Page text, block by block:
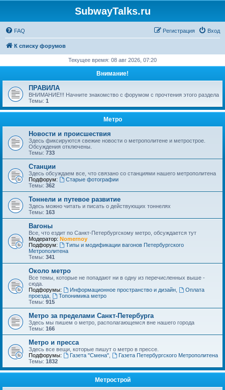
SubwayTalks.ru
FAQ Вход
Регистрация
К списку форумов
Текущее время: 08 авг 2026, 07:20
Внимание!
ПРАВИЛА
ВНИМАНИЕ!!! Начните знакомство с форумом с прочтения этого раздела
Темы: 1
Метро
Новости и происшествия
Здесь фиксируются свежие новости о метрополитене и метрострое.
Обсуждения отключены.
Темы: 733
Станции
Здесь обсуждаем все, что связано со станциями нашего метрополитена
Подфорум:
Старые фотографии
Темы: 362
Тоннели и путевое развитие
Здесь можно читать и писать о действующих тоннелях
Темы: 163
Вагоны
Все, что ездит по Санкт-Петербургскому метро, обсуждается тут
Модератор: Nomernoy
Подфорум:
Типы и модификации вагонов Петербургского
Метрополитена
Темы: 341
Около метро
Все темы, которые не попадают ни в одну из перечисленных выше -
сюда.
Подфорумы:
Информационное пространство и дизайн,
Оплата
проезда
Топонимика метро
Темы: 915
Метро за пределами Санкт-Петербурга
Здесь мы пишем о метро, располагающемся вне нашего города
Темы: 166
Метро и пресса
Здесь все вещи, которые пишут о метро в прессе.
Подфорумы:
Газета "Смена",
Газета Петербургского Метрополитена
Темы: 1832
Метрострой